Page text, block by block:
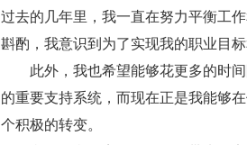
过去的几年里，我一直在努力平衡工
斟酌，我意识到为了实现我的职业目
此外，我也希望能够花更多的时
的重要支持系统，而现在正是我能够
个积极的转变。